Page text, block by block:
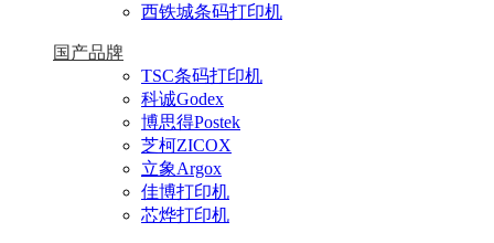
西铁城条码打印机
国产品牌
TSC条码打印机
科诚Godex
博思得Postek
芝柯ZICOX
立象Argox
佳博打印机
芯烨打印机